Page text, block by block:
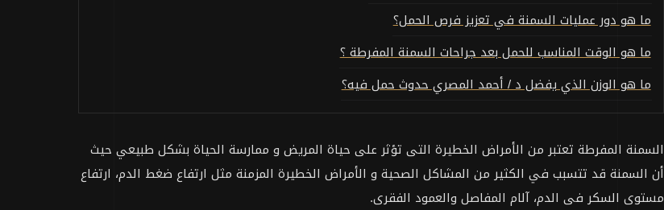
ما هو دور عمليات السمنة في تعزيز فرص الحمل؟
ما هو الوقت المناسب للحمل بعد جراحات السمنة المفرطة ؟
ما هو الوزن الذي يفضل د / أحمد المصري حدوث حمل فيه؟
السمنة المفرطة تعتبر من الأمراض الخطيرة التى تؤثر على حياة المريض و ممارسة الحياة بشكل طبيعي حيث
أن السمنة قد تتسبب في الكثير من المشاكل الصحية و الأمراض الخطيرة المزمنة مثل ارتفاع ضغط الدم، ارتفاع
مستوى السكر فى الدم، آلام المفاصل والعمود الفقرى.